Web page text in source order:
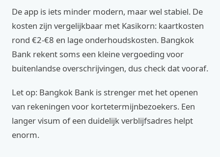
De app is iets minder modern, maar wel stabiel. De
kosten zijn vergelijkbaar met Kasikorn: kaartkosten
rond €2‑€8 en lage onderhoudskosten. Bangkok
Bank rekent soms een kleine vergoeding voor
buitenlandse overschrijvingen, dus check dat vooraf.
Let op: Bangkok Bank is strenger met het openen
van rekeningen voor kortetermijnbezoekers. Een
langer visum of een duidelijk verblijfsadres helpt
enorm.